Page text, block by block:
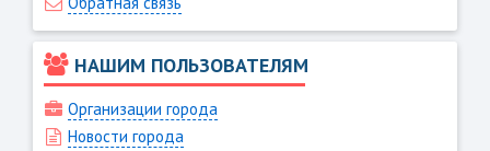
НАШИМ ПОЛЬЗОВАТЕЛЯМ
Организации города
Новости города